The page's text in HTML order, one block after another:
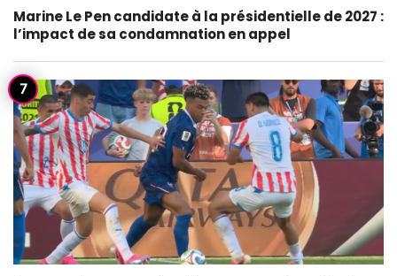
Marine Le Pen candidate à la présidentielle de 2027 :
l’impact de sa condamnation en appel